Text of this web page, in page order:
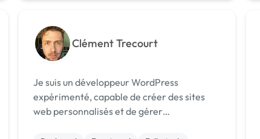
Clément Trecourt
Je suis un développeur WordPress
expérimenté, capable de créer des sites
web personnalisés et de gérer